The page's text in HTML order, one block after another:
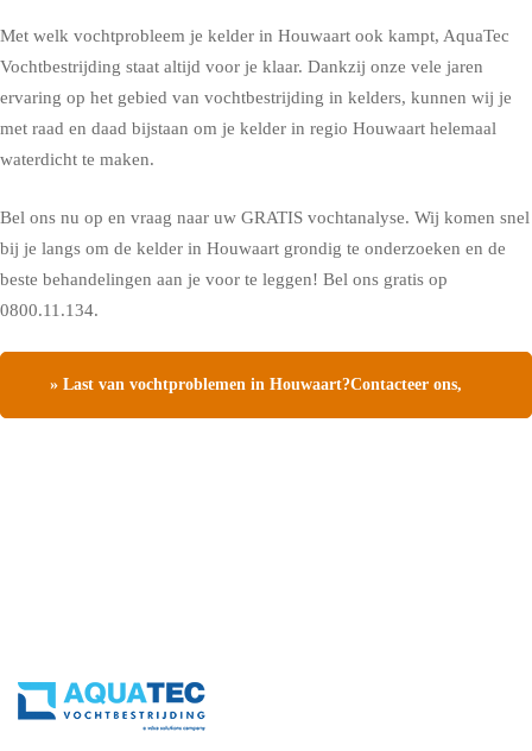
Met welk vochtprobleem je kelder in Houwaart ook kampt, AquaTec
Vochtbestrijding staat altijd voor je klaar. Dankzij onze vele jaren
ervaring op het gebied van vochtbestrijding in kelders, kunnen wij je
met raad en daad bijstaan om je kelder in regio Houwaart helemaal
waterdicht te maken.
Bel ons nu op en vraag naar uw GRATIS vochtanalyse. Wij komen snel
bij je langs om de kelder in Houwaart grondig te onderzoeken en de
beste behandelingen aan je voor te leggen! Bel ons gratis op
0800.11.134.
» Last van vochtproblemen in Houwaart?Contacteer ons,